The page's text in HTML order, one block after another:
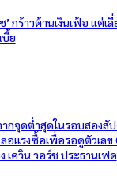
กร้าวต้านเงินเฟ้อ แต่เลี่
ย
กจุดต่ำสุดในรอบสองสั
แรงซื้อเพื่อรอดูตัวเลข
เควิน วอร์ช ประธานเฟด